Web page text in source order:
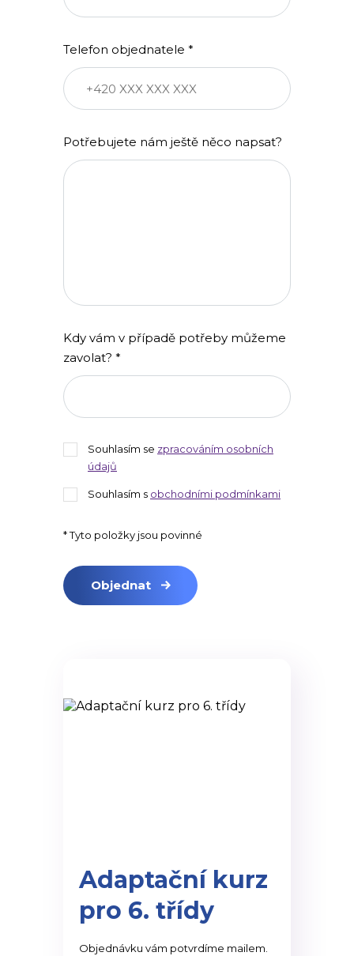
Telefon objednatele *
Potřebujete nám ještě něco napsat?
Kdy vám v případě potřeby můžeme
zavolat? *
Souhlasím se zpracováním osobních
údajů
Souhlasím s obchodními podmínkami
* Tyto položky jsou povinné
Objednat
Adaptační kurz
pro 6. třídy
Objednávku vám potvrdíme mailem.